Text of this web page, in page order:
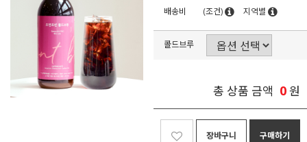
배송비
(조건) 지역별
콜드브루
총 상품 금액 0원
장바구니 구매하기